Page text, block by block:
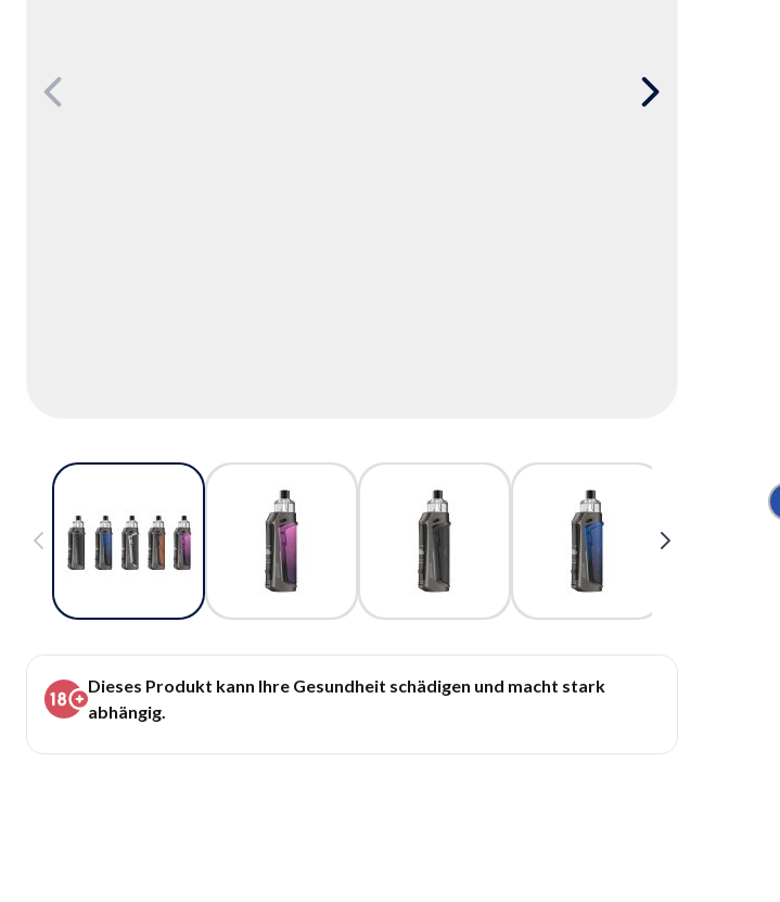
Dieses Produkt kann Ihre Gesundheit schädigen und macht stark
abhängig.